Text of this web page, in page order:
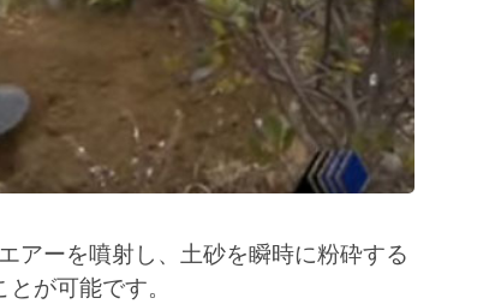
アーを噴射し、土砂を瞬時に粉砕する
が可能です。